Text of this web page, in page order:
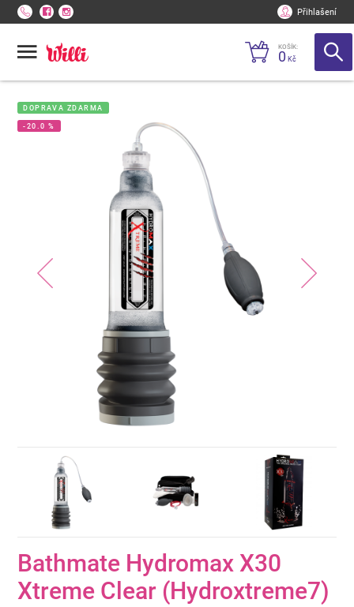
Přihlašení
KOŠÍK:
0 Kč
DOPRAVA ZDARMA
-20.0 %
Bathmate Hydromax X30
Xtreme Clear (Hydroxtreme7)